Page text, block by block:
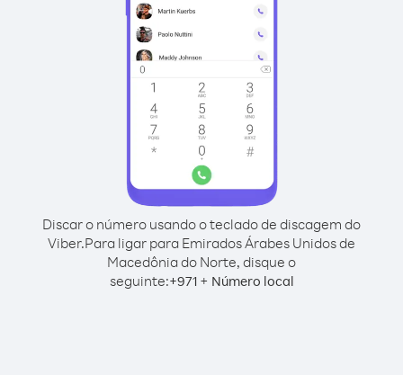
Discar o número usando o teclado de discagem do
Viber.Para ligar para Emirados Árabes Unidos de
Macedônia do Norte, disque o
seguinte:+971+ Número local